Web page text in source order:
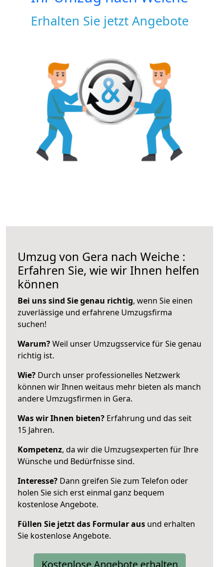
Erhalten Sie jetzt Angebote
Umzug von Gera nach Weiche :
Erfahren Sie, wie wir Ihnen helfen
können
Bei uns sind Sie genau richtig, wenn Sie einen
zuverlässige und erfahrene Umzugsfirma
suchen!
Warum?Weil unser Umzugsservice für Sie genau
richtig ist.
Wie? Durch unser professionelles Netzwerk
können wir Ihnen weitaus mehr bieten als manch
andere Umzugsfirmen in Gera.
Was wir Ihnen bieten? Erfahrung und das seit
15 Jahren.
Kompetenz, da wir die Umzugsexperten für Ihre
Wünsche und Bedürfnisse sind.
Interesse? Dann greifen Sie zum Telefon oder
holen Sie sich erst einmal ganz bequem
kostenlose Angebote.
Füllen Sie jetzt das Formular aus und erhalten
Sie kostenlose Angebote.
Kostenlose Angebote erhalten